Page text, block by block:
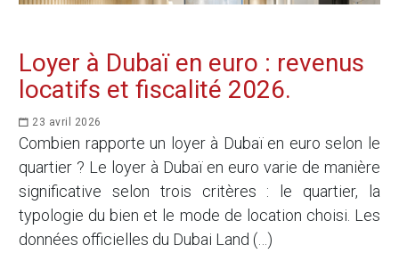
Loyer à Dubaï en euro : revenus
locatifs et fiscalité 2026.
23 avril 2026
Combien rapporte un loyer à Dubaï en euro selon le
quartier ? Le loyer à Dubaï en euro varie de manière
significative selon trois critères : le quartier, la
typologie du bien et le mode de location choisi. Les
données officielles du Dubai Land (…)